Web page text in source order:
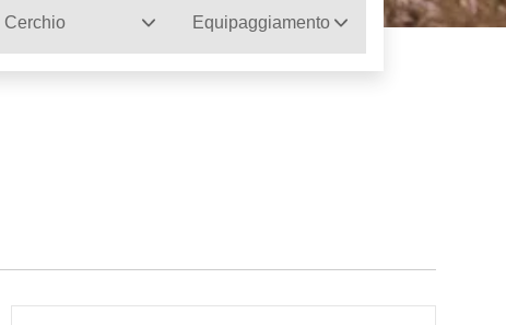
Cerchio Equipaggiamento